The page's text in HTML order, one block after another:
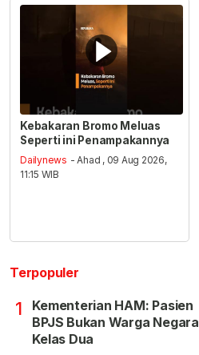
Kebakaran Bromo Meluas
Seperti ini Penampakannya
Dailynews - Ahad , 09 Aug 2026,
11:15 WIB
Terpopuler
1
Kementerian HAM: Pasien
BPJS Bukan Warga Negara
Kelas Dua